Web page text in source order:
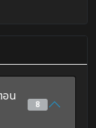
อน
8